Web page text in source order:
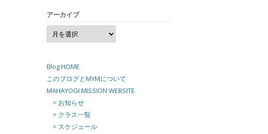
アーカイブ
ア
ー
カ
Blog HOME
このブログとMYMについて
MAHAYOGI MISSION WEBSITE
> お知らせ
> クラス一覧
> スケジュール